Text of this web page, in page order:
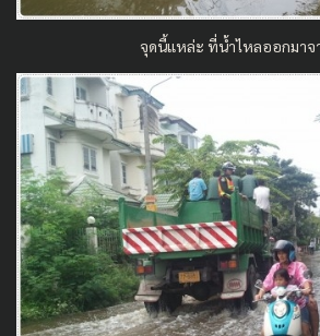
จุดนี้แหล่ะ ที่น้ำไหลออกมาจ